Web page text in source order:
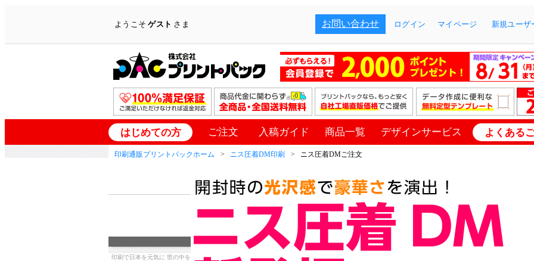
ようこそゲスト さま お問い合わせ ログイン マイページ 新規ユーザ
はじめての方 ご注文 入稿ガイド 商品一覧 デザインサービス よくある
印刷通販プリントパックホーム ニス圧着DM印刷 ニス圧着DMご注文
印刷で日本を元気に 世の中を